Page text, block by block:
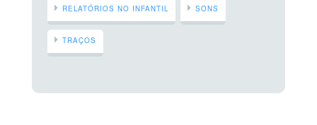
RELATÓRIOS NO INFANTIL SONS
TRAÇOS